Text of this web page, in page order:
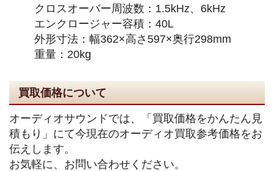
クロスオーバー周波数：1.5kHz、6kHz
エンクロージャー容積：40L
外形寸法：幅362×高さ597×奥行298mm
重量：20kg
買取価格について
オーディオサウンドでは、「買取価格をかんたん見
積もり」にて今現在のオーディオ買取参考価格をお
伝えします。
お気軽に、お問い合わせください。